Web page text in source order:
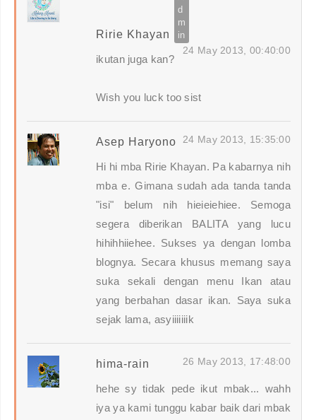
Ririe Khayan
24 May 2013, 00:40:00
ikutan juga kan?
Wish you luck too sist
Asep Haryono 24 May 2013, 15:35:00
Hi hi mba Ririe Khayan. Pa kabarnya nih
mba e. Gimana sudah ada tanda tanda
"isi" belum nih hieieiehiee. Semoga
segera diberikan BALITA yang lucu
hihihhiiehee. Sukses ya dengan lomba
blognya. Secara khusus memang saya
suka sekali dengan menu Ikan atau
yang berbahan dasar ikan. Saya suka
sejak lama, asyiiiiiiik
hima-rain 26 May 2013, 17:48:00
hehe sy tidak pede ikut mbak... wahh
iya ya kami tunggu kabar baik dari mbak